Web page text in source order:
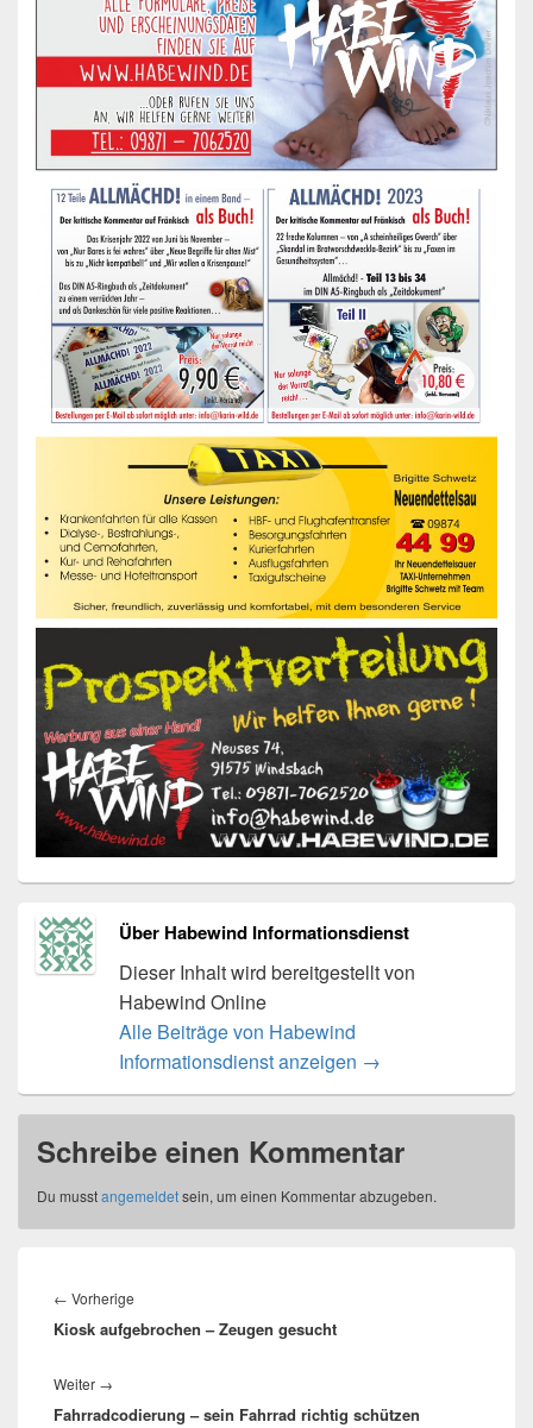
Über Habewind Informationsdienst
Dieser Inhalt wird bereitgestellt von
Habewind Online
Alle Beiträge von Habewind
Informationsdienst anzeigen →
Schreibe einen Kommentar
Du musstangemeldetsein, um einen Kommentar abzugeben.
← Vorherige
Beitrag:
Kiosk aufgebrochen – Zeugen gesucht
Weiter →
Beitrag:
Fahrradcodierung – sein Fahrrad richtig schützen